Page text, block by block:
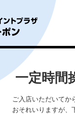
一定時間
ご入店いただいてか
おそれいりますが、